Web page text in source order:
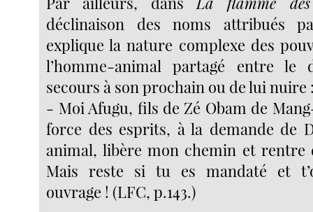
déclinaison des noms attribués
explique la nature complexe des
l’homme-animal partagé entre
secours à son prochain ou de lui nuire
- Moi Afugu, fils de Zé Obam de
force des esprits, à la demande de
animal, libère mon chemin et rentre
Mais reste si tu es mandaté et
ouvrage ! (LFC, p.143.)